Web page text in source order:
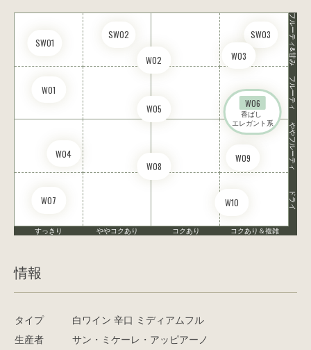
SW01
SW02 SW03
W01
W02 W03
W04
W05 W06
香ばし
エレガント系
W07
W08
W09
W10
フルーティ&甘み
フルーティ
ややフルーティ
ドライ
すっきり ややコクあり コクあり コクあり＆複雑
情報
タイプ
白ワイン 辛口 ミディアムフル
生産者
サン・ミケーレ・アッピアーノ